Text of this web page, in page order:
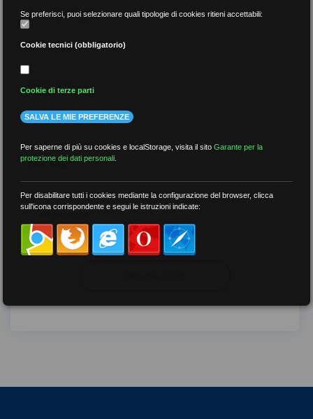
per tipologia
Video
Gallery
Tutti
per tag
##DS ##FGU ##Gilda
##audoizioni
##autonomia
Se preferisci, puoi selezionare quali tipologie di cookies ritieni accettabili:
Cookie tecnici (obbligatorio)
Cookie di terze parti
SALVA LE MIE PREFERENZE
Per saperne di più su cookies e localStorage, visita il sitoGarante per la
protezione dei dati personali.
Per disabilitare tutti i cookies mediante la configurazione del browser, clicca
sull'icona corrispondente e segui le istruzioni indicate: